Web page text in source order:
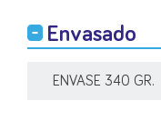
Envasado
ENVASE 340 GR.